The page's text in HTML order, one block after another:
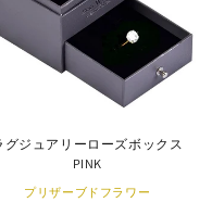
グジュアリーローズボックス
PINK
プリザーブドフラワー